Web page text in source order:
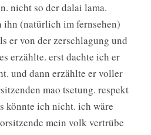
nicht so der dalai lama.
ihn (natürlich im fernsehen)
er von der zerschlagung und
erzählte. erst dachte ich er
und dann erzählte er voller
mao tsetung. respekt
könnte ich nicht. ich wäre
mein volk vertrübe